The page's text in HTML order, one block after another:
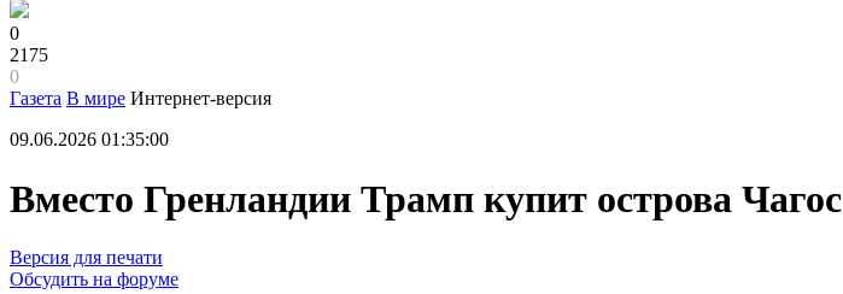
0
2175
0
Газета В мире Интернет-версия
09.06.2026 01:35:00
Вместо Гренландии Трамп купит острова Чагос
Версия для печати
Обсудить на форуме